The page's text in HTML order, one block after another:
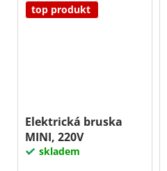
top produkt
Elektrická bruska
MINI, 220V
skladem